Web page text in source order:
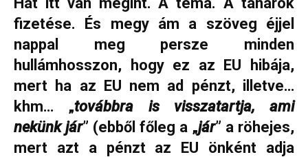
fizetése. És megy ám a szöveg éjjel
nappal meg persze minden
hullámhosszon, hogy ez az EU hibája,
mert ha az EU nem ad pénzt, illetve…
khm… „továbbra is visszatartja, ami
nekünk jár” (ebből főleg a „jár” a röhejes,
mert azt a pénzt az EU önként adja